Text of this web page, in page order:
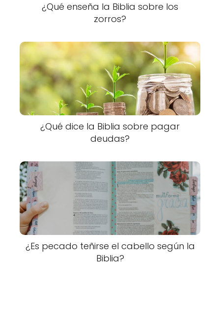
¿Qué enseña la Biblia sobre los
zorros?
¿Qué dice la Biblia sobre pagar
deudas?
¿Es pecado teñirse el cabello según la
Biblia?